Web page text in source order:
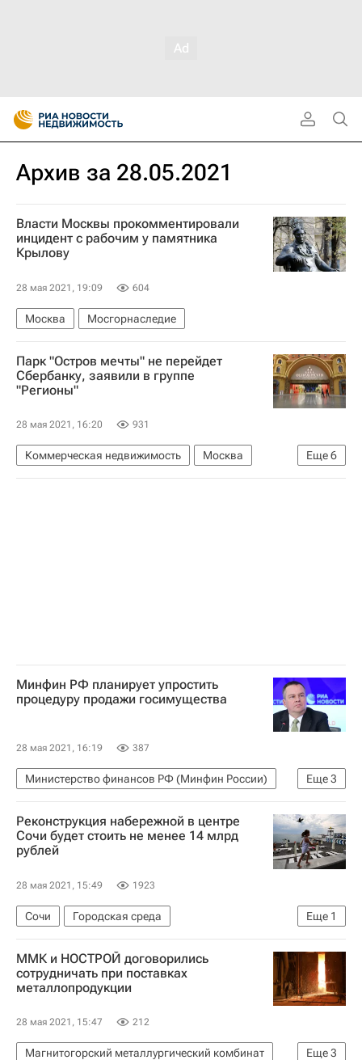
Архив за 28.05.2021
Власти Москвы прокомментировали
инцидент с рабочим у памятника
Крылову
28 мая 2021, 19:09 604
Москва Мосгорнаследие
Парк "Остров мечты" не перейдет
Сбербанку, заявили в группе
"Регионы"
28 мая 2021, 16:20 931
Еще6
Коммерческая недвижимость
Москва
Сбербанк России
Банки
Торговые центры
Минфин РФ планирует упростить
процедуру продажи госимущества
28 мая 2021, 16:19 387
Еще3
Министерство финансов РФ (Минфин России)
Алексей Моисеев
Имущество Россия
Реконструкция набережной в центре
Сочи будет стоить не менее 14 млрд
рублей
28 мая 2021, 15:49 1923
Еще 1
Сочи
Городская среда
Градостроительство
ММК и НОСТРОЙ договорились
сотрудничать при поставках
металлопродукции
28 мая 2021, 15:47 212
Еще3
Магнитогорский металлургический комбинат